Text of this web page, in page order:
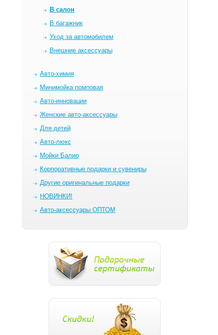
В салон
В багажник
Уход за автомобилем
Внешние аксессуары
Авто-химия
Минимойка помповая
Авто-инновации
Женские авто-аксессуары
Для детей
Авто-люкс
Мойки Балио
Корпоративные подарки и сувениры
Другие оригинальные подарки
НОВИНКИ!
Авто-аксессуары ОПТОМ